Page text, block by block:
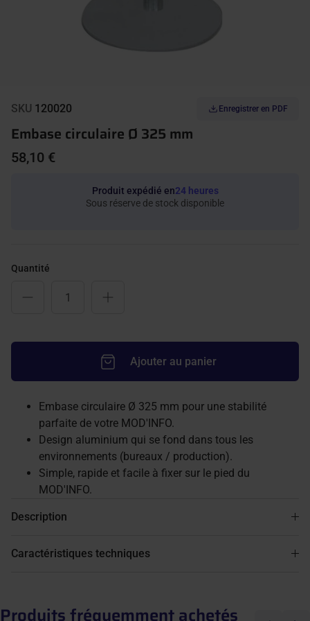
SKU 120020 Enregistrer en PDF
Embase circulaire Ø 325 mm
58,10 €
Produit expédié en24 heures
Sous réserve de stock disponible
Quantité
Ajouter au panier
Embase circulaire Ø 325 mm pour une stabilité
parfaite de votre MOD'INFO.
Design aluminium qui se fond dans tous les
environnements (bureaux / production).
Simple, rapide et facile à fixer sur le pied du
MOD'INFO.
Description
Caractéristiques techniques
Produits fréquemment achetés Précédent